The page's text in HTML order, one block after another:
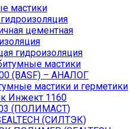
мастики
цементная
гидроизоляция
мастики
(BASF) – АНАЛОГ
мастики и герметики
Инжект 1160
03 (ПОЛИМАСТ)
(СИЛТЭК)